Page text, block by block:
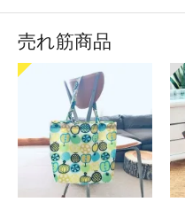
売れ筋商品